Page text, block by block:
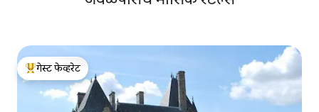
टॉप गेस्ट फेव्हरेट
गेस्ट फेव्हरेट